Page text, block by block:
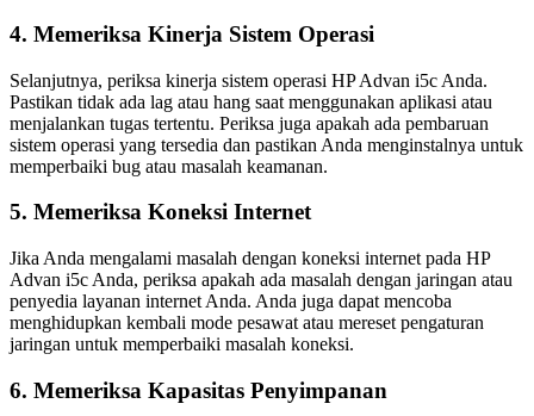
4. Memeriksa Kinerja Sistem Operasi
Selanjutnya, periksa kinerja sistem operasi HP Advan i5c Anda.
Pastikan tidak ada lag atau hang saat menggunakan aplikasi atau
menjalankan tugas tertentu. Periksa juga apakah ada pembaruan
sistem operasi yang tersedia dan pastikan Anda menginstalnya untuk
memperbaiki bug atau masalah keamanan.
5. Memeriksa Koneksi Internet
Jika Anda mengalami masalah dengan koneksi internet pada HP
Advan i5c Anda, periksa apakah ada masalah dengan jaringan atau
penyedia layanan internet Anda. Anda juga dapat mencoba
menghidupkan kembali mode pesawat atau mereset pengaturan
jaringan untuk memperbaiki masalah koneksi.
6. Memeriksa Kapasitas Penyimpanan